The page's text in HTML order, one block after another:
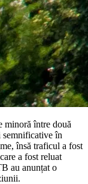
minoră între două
semnificative în
însă traficul a fost
a fost reluat
au anunțat o